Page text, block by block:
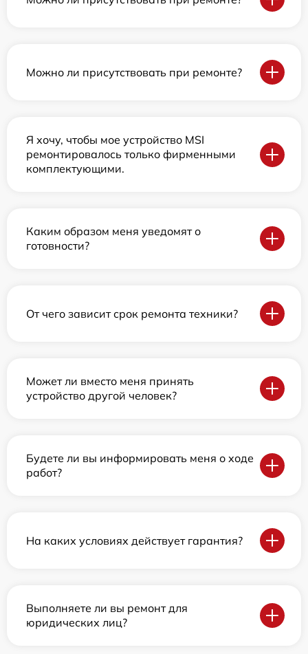
Можно ли присутствовать при ремонте?
Я хочу, чтобы мое устройство MSI
ремонтировалось только фирменными
комплектующими.
Каким образом меня уведомят о
готовности?
От чего зависит срок ремонта техники?
Может ли вместо меня принять
устройство другой человек?
Будете ли вы информировать меня о ходе
работ?
На каких условиях действует гарантия?
Выполняете ли вы ремонт для
юридических лиц?